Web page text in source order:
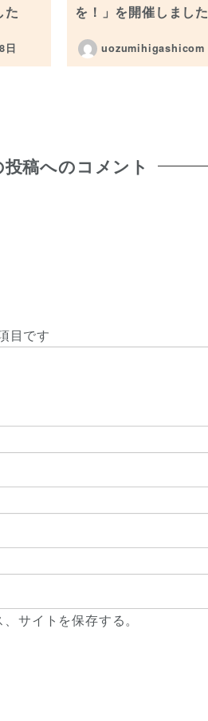
た
日
を！」を開催しました
uozumihigashicom
投稿へのコメント
目です
サイトを保存する。